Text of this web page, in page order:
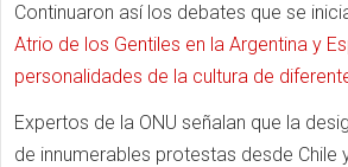
Continuaron así los debates que se
Atrio de los Gentiles en la Argentina y
personalidades de la cultura de
Expertos de la ONU señalan que la
de innumerables protestas desde Chile